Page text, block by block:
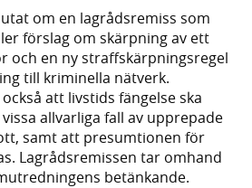
om en lagrådsremiss som
förslag om skärpning av ett
och en ny straffskärpningsregel
till kriminella nätverk.
att livstids fängelse ska
allvarliga fall av upprepade
samt att presumtionen för
Lagrådsremissen tar omhand
betänkande.